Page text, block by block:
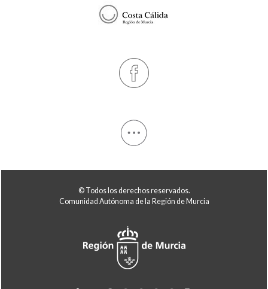
© Todos los derechos reservados.
Comunidad Autónoma de la Región de Murcia